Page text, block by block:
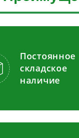
Постоянное
складское
наличие